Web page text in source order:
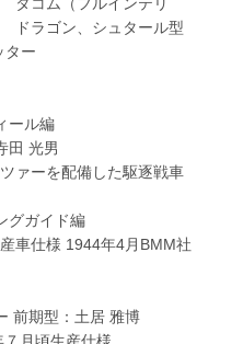
ドラゴン、シュタール型
ター
ール編
田 光男
ァーを配備した駆逐戦車
グガイド編
車仕様 1944年4月BMM社
前期型：土居 雅博